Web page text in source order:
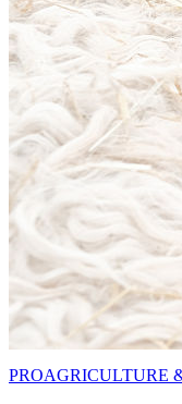
PROAGRICULTURE